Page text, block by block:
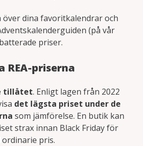
över dina favoritkalendrar och
(på vår
priser.
REA-priserna
tillåtet. Enligt lagen från 2022
det lägsta priset under de
som jämförelse. En butik kan
strax innan Black Friday för
ordinarie pris.